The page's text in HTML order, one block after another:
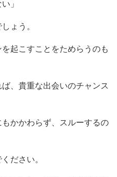
」
ょう。
起こすことをためらうのも
、貴重な出会いのチャンス
かかわらず、スルーするの
ださい。